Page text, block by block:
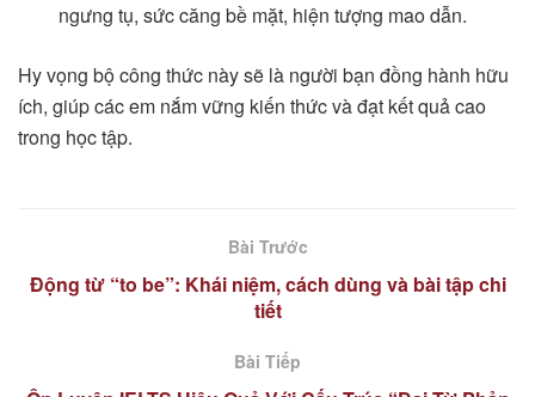
ngưng tụ, sức căng bề mặt, hiện tượng mao dẫn.
Hy vọng bộ công thức này sẽ là người bạn đồng hành hữu
ích, giúp các em nắm vững kiến thức và đạt kết quả cao
trong học tập.
Bài Trước
Động từ “to be”: Khái niệm, cách dùng và bài tập chi
tiết
Bài Tiếp